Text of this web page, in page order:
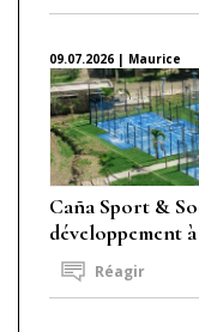
09.07.2026 | Maurice
Caña Sport &
développement
Réagir